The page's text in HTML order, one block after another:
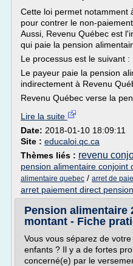
Cette loi permet notamment
pour contrer le non-
Aussi, Revenu Québec est
qui paie la pension
Le processus est le suivant :
Le payeur paie la pension
indirectement à Revenu
Revenu Québec verse la
Lire la suite
Date: 2018-01-10 18:09:11
Site : educaloi.qc.ca
Thèmes liés : revenu
pension alimentaire conjoint
alimentaire quebec / arret de
arret paiement direct
Pension alimentaire
montant - Fiche
Vous vous séparez de
enfants ? Il y a de fortes
concerné(e) par le